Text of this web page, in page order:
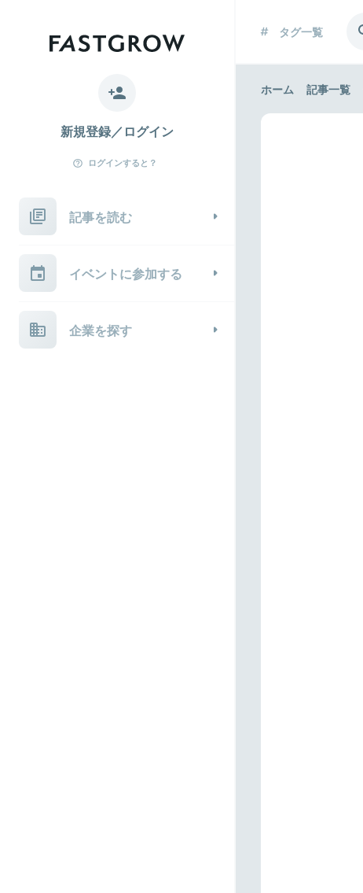
新規登録／ログイン
ログインすると？
記事を読む
イベントに参加する
企業を探す
タグ一覧
ホーム 記事一覧